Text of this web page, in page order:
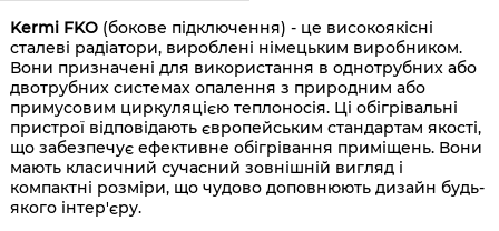
Kermi FKO (бокове підключення) - це високоякісні
сталеві радіатори, вироблені німецьким виробником.
Вони призначені для використання в однотрубних або
двотрубних системах опалення з природним або
примусовим циркуляцією теплоносія. Ці обігрівальні
пристрої відповідають європейським стандартам якості,
що забезпечує ефективне обігрівання приміщень. Вони
мають класичний сучасний зовнішній вигляд і
компактні розміри, що чудово доповнюють дизайн будь-
якого інтер'єру.